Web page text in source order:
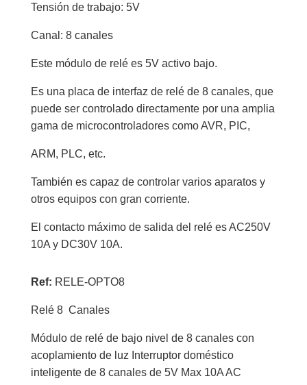
Tensión de trabajo: 5V
Canal: 8 canales
Este módulo de relé es 5V activo bajo.
Es una placa de interfaz de relé de 8 canales, que
puede ser controlado directamente por una amplia
gama de microcontroladores como AVR, PIC,
ARM, PLC, etc.
También es capaz de controlar varios aparatos y
otros equipos con gran corriente.
El contacto máximo de salida del relé es AC250V
10A y DC30V 10A.
Ref: RELE-OPTO8
Relé 8 Canales
Módulo de relé de bajo nivel de 8 canales con
acoplamiento de luz Interruptor doméstico
inteligente de 8 canales de 5V Max 10A AC